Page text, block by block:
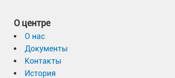
О центре
О нас
Документы
Контакты
История